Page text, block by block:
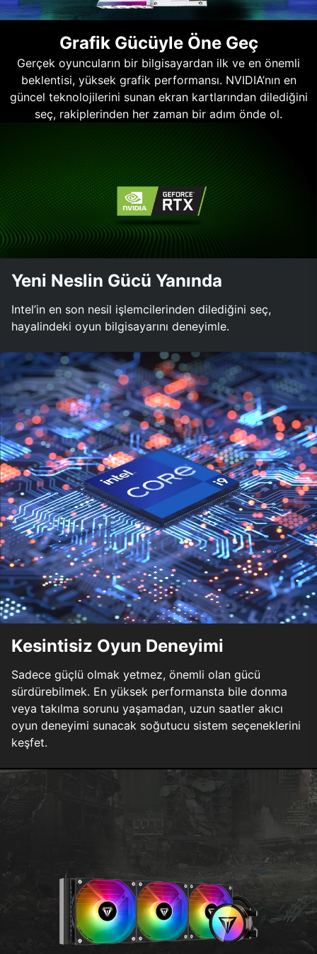
Grafik Gücüyle Öne Geç
Gerçek oyuncuların bir bilgisayardan ilk ve en önemli
beklentisi, yüksek grafik performansı. NVIDIA’nın en
güncel teknolojilerini sunan ekran kartlarından dilediğini
seç, rakiplerinden her zaman bir adım önde ol.
Yeni Neslin Gücü Yanında
Intel’in en son nesil işlemcilerinden dilediğini seç,
hayalindeki oyun bilgisayarını deneyimle.
Kesintisiz Oyun Deneyimi
Sadece güçlü olmak yetmez, önemli olan gücü
sürdürebilmek. En yüksek performansta bile donma
veya takılma sorunu yaşamadan, uzun saatler akıcı
oyun deneyimi sunacak soğutucu sistem seçeneklerini
keşfet.